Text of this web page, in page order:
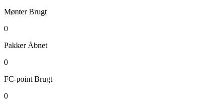
Mønter Brugt
0
Pakker Åbnet
0
FC-point Brugt
0